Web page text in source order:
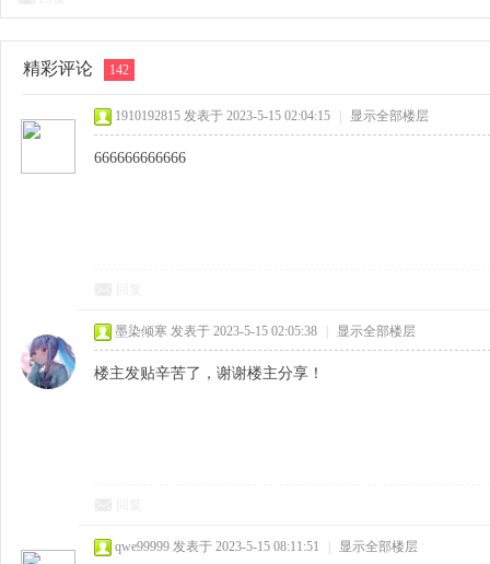
精彩评论 142
1910192815 发表于 2023-5-15 02:04:15 显示全部楼层
666666666666
墨染倾寒 发表于 2023-5-15 02:05:38 显示全部楼层
楼主发贴辛苦了，谢谢楼主分享！
qwe99999 发表于 2023-5-15 08:11:51 显示全部楼层